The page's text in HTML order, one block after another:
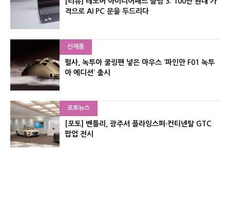
격으로 AI PC 문을 두드리다
신제품
펄사, 녹투아 쿨링팬 넣은 마우스 ‘파인만 F01 녹투
아 에디션’ 출시
포토뉴스
[포토] 벤틀리, 광주서 플라잉스퍼·컨티넨탈 GTC
팝업 전시